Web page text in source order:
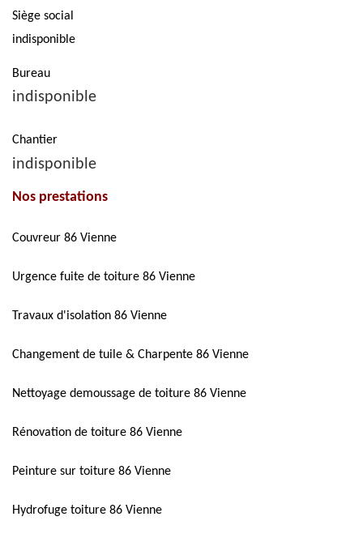
Siège social
indisponible
Bureau
indisponible
Chantier
indisponible
Nos prestations
Couvreur 86 Vienne
Urgence fuite de toiture 86 Vienne
Travaux d'isolation 86 Vienne
Changement de tuile & Charpente 86 Vienne
Nettoyage demoussage de toiture 86 Vienne
Rénovation de toiture 86 Vienne
Peinture sur toiture 86 Vienne
Hydrofuge toiture 86 Vienne